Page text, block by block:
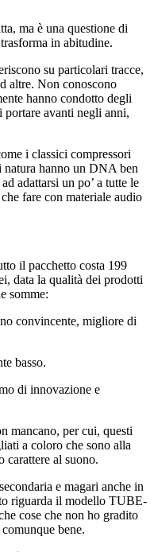
ma è una questione di
in abitudine.
su particolari tracce,
altre. Non conoscono
hanno condotto degli
portare avanti negli anni,
i classici compressori
natura hanno un DNA ben
adattarsi un po’ a tutte le
fare con materiale audio
il pacchetto costa 199
data la qualità dei prodotti
somme:
convincente, migliore di
basso.
di innovazione e
mancano, per cui, questi
a coloro che sono alla
carattere al suono.
e magari anche in
riguarda il modello TUBE-
cose che non ho gradito
bene.